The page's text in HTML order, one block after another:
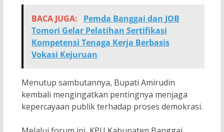
BACA JUGA:
Pemda Banggai dan JOB
Tomori Gelar Pelatihan Sertifikasi
Kompetensi Tenaga Kerja Berbasis
Vokasi Kejuruan
Menutup sambutannya, Bupati Amirudin
kembali mengingatkan pentingnya menjaga
kepercayaan publik terhadap proses demokrasi.